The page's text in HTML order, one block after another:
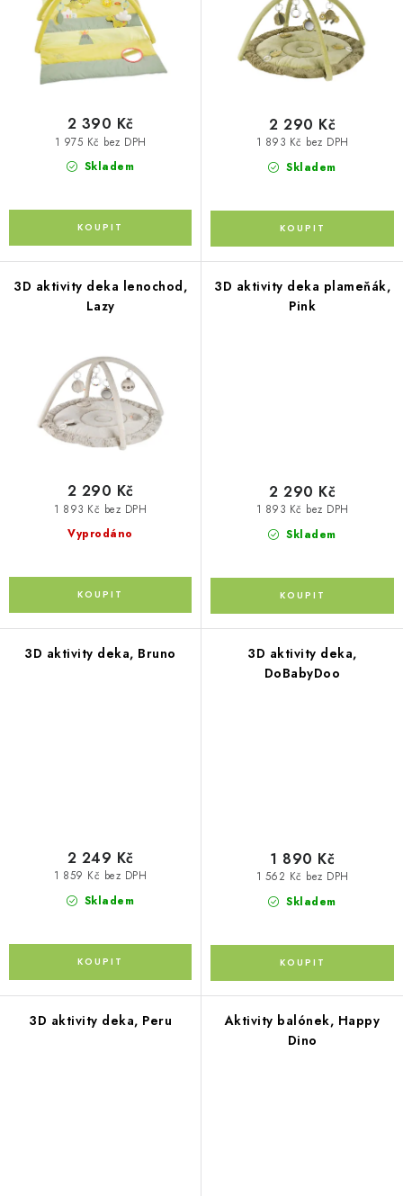
Kontakty O nás Doprava a platba
Půjčovna
Moje objednávka
Napište nám
Reklamace
Obchodní podmínky
Skladem
1 975 Kč bez DPH
2 390 Kč
Skladem
1 893 Kč bez DPH
2 290 Kč
3D aktivity deka lenochod,
Lazy
Vyprodáno
1 893 Kč bez DPH
2 290 Kč
3D aktivity deka plameňák,
Pink
Skladem
1 893 Kč bez DPH
2 290 Kč
3D aktivity deka, Bruno
Skladem
1 859 Kč bez DPH
2 249 Kč
3D aktivity deka,
DoBabyDoo
Skladem
1 562 Kč bez DPH
1 890 Kč
3D aktivity deka, Peru
Aktivity balónek, Happy
Dino